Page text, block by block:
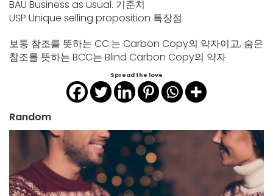
BAU Business as usual. 기준치
USP Unique selling proposition 특장점
보통 참조를 뜻하는 CC.는 Carbon Copy의 약자이고, 숨은
참조를 뜻하는 BCC는 Blind Carbon Copy의 약자
Spread the love
Random